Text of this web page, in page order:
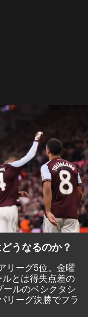
うなるのか？
リーグ5位。金曜
とは得失点差の
ルのベシクタシ
リーグ決勝でフラ